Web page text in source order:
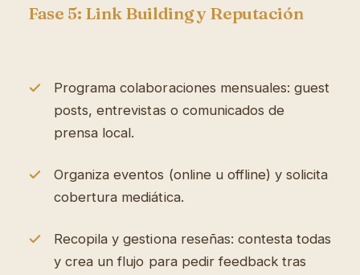
Fase 5: Link Building y Reputación
Programa colaboraciones mensuales: guest
posts, entrevistas o comunicados de
prensa local.
Organiza eventos (online u offline) y solicita
cobertura mediática.
Recopila y gestiona reseñas: contesta todas
y crea un flujo para pedir feedback tras